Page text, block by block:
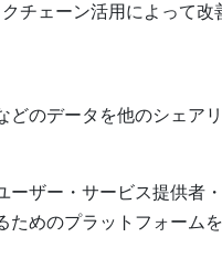
チェーン活用によって改
どのデータを他のシェア
ーザー・サービス提供者
ためのプラットフォーム